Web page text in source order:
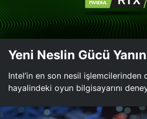
Yeni Neslin Gücü
Intel’in en son nesil işlemcilerinden
hayalindeki oyun bilgisayarını